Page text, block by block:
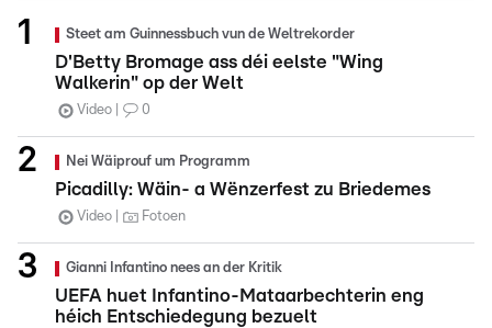
Steet am Guinnessbuch vun de Weltrekorder
D'Betty Bromage ass déi eelste "Wing
Walkerin" op der Welt
Video 0
Nei Wäiprouf um Programm
Picadilly: Wäin- a Wënzerfest zu Briedemes
Video Fotoen
Gianni Infantino nees an der Kritik
UEFA huet Infantino-Mataarbechterin eng
héich Entschiedegung bezuelt